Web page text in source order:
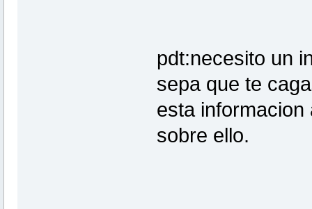
pdt:necesito un
sepa que te
esta informacion
sobre ello.